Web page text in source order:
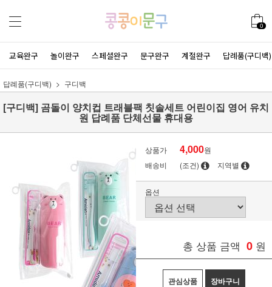
0
교육완구 놀이완구 스페셜완구 문구완구 계절완구 답례품(구디백)
답례품(구디백) 구디백
[구디백] 곰돌이 양치컵 트래블팩 칫솔세트 어린이집 영어 유치
원 답례품 단체선물 휴대용
상품가 4,000원
배송비
(조건) 지역별
옵션
총 상품 금액 0 원
관심상품 장바구니